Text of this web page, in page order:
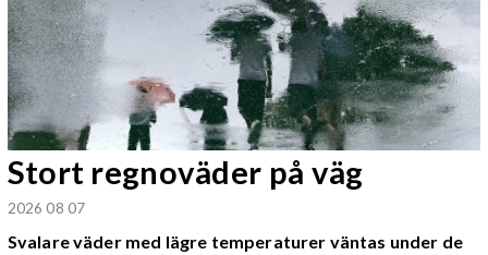
Stort regnoväder på väg
2026 08 07
Svalare väder med lägre temperaturer väntas under de